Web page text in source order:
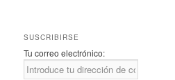
SUSCRIBIRSE
Tu correo electrónico: